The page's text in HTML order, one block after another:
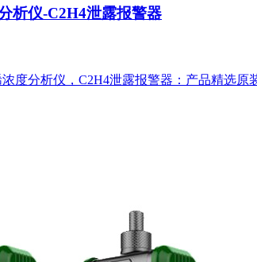
析仪-C2H4泄露报警器
度分析仪，C2H4泄露报警器：产品精选